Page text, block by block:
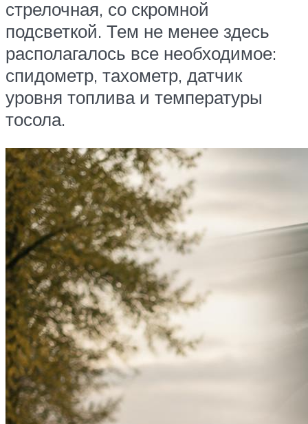
стрелочная, со скромной
подсветкой. Тем не менее здесь
располагалось все необходимое:
спидометр, тахометр, датчик
уровня топлива и температуры
тосола.